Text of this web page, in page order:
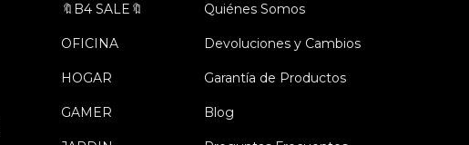
🔖B4 SALE🔖
OFICINA
HOGAR
GAMER
Quiénes Somos
Devoluciones y Cambios
Garantía de Productos
Blog